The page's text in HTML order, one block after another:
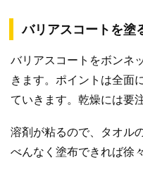
バリアスコートを塗
バリアスコートをボンネ
きます。ポイントは全面
ていきます。乾燥には要
溶剤が粘るので、タオル
べんなく塗布できれば徐